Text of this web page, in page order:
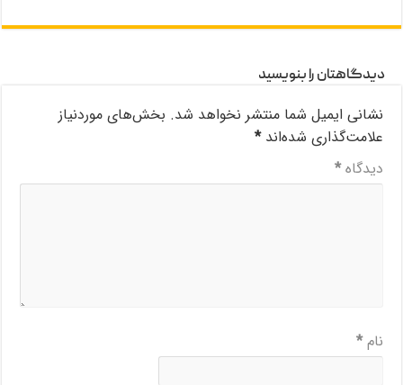
دیدگاهتان را بنویسید
نشانی ایمیل شما منتشر نخواهد شد. بخش‌های موردنیاز
علامت‌گذاری شده‌اند*
دیدگاه*
نام*